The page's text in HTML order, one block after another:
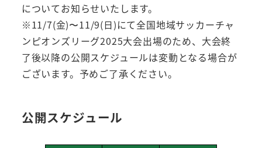
についてお知らせいたします。
※11/7(金)〜11/9(日)にて全国地域サッカーチャ
ンピオンズリーグ2025大会出場のため、大会終
了後以降の公開スケジュールは変動となる場合が
ございます。予めご了承ください。
公開スケジュール